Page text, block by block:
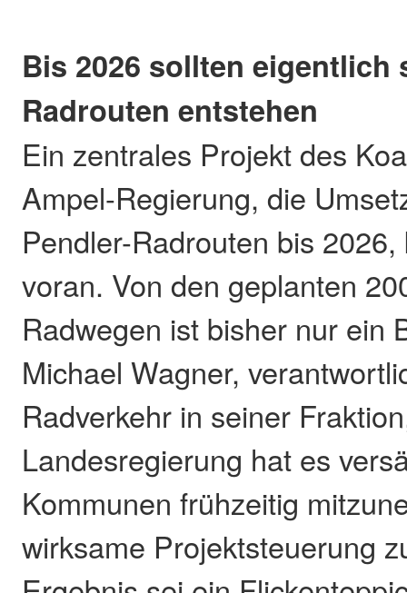
Bis 2026 sollten eigentlich
Radrouten entstehen
Ein zentrales Projekt des
Ampel-Regierung, die
Pendler-Radrouten bis
voran. Von den geplanten
Radwegen ist bisher nur ein
Michael Wagner,
Radverkehr in seiner
Landesregierung hat es
Kommunen frühzeitig
wirksame Projektsteuerung